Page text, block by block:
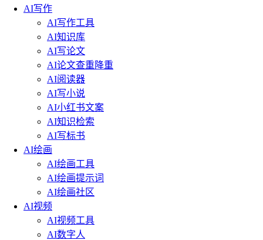
AI写作
AI写作工具
AI知识库
AI写论文
AI论文查重降重
AI阅读器
AI写小说
AI小红书文案
AI知识检索
AI写标书
AI绘画
AI绘画工具
AI绘画提示词
AI绘画社区
AI视频
AI视频工具
AI数字人